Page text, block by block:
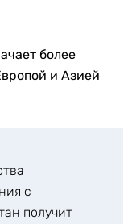
более
и Азией
с
получит